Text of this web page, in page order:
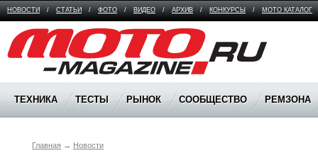
НОВОСТИ / СТАТЬИ / ФОТО / ВИДЕО / АРХИВ / КОНКУРСЫ / МОТО КАТАЛОГ
Moto Magazine
ТЕХНИКА ТЕСТЫ РЫНОК СООБЩЕСТВО РЕМЗОНА
Главная → Новости